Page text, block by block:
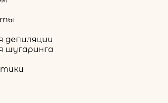
депиляции
шугаринга